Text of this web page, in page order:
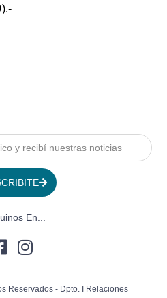
En...
Reservados - Dpto. I Relaciones